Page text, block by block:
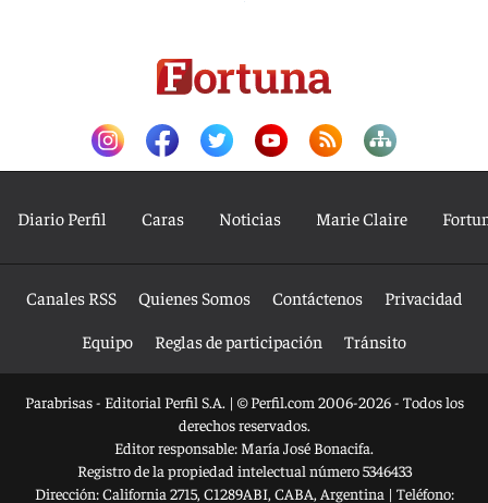
Diario Perfil Caras Noticias Marie Claire
Canales RSS Quienes Somos Contáctenos
Privacidad
Equipo
Reglas de participación Tránsito
Parabrisas - Editorial Perfil S.A. | © Perfil.com 2006-2026 - Todos los
derechos reservados.
Editor responsable: María José Bonacifa.
Registro de la propiedad intelectual número 5346433
Dirección:California 2715, C1289ABI, CABA, Argentina | Teléfono: